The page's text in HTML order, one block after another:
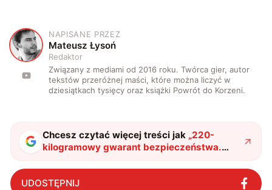
M
NAPISANE PRZEZ
Mateusz Łysoń
Redaktor
Związany z mediami od 2016 roku. Twórca gier, autor
tekstów przeróżnej maści, które można liczyć w
dziesiątkach tysięcy oraz książki Powrót do Korzeni.
Chcesz czytać więcej treści jak „220-
kilogramowy gwarant bezpieczeństwa.
Kolejne państwo w elitarnym klubie
potężnego uzbrojenia"?
UDOSTĘPNIJ